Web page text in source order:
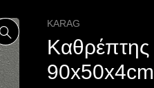
KARAG
90x50x4cm